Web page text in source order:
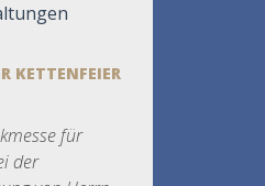
KETTENFEIER
für
der